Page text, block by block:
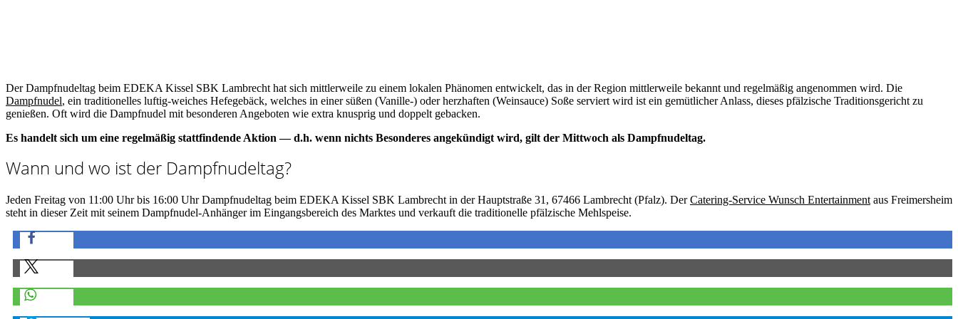
Der Dampfnudeltag beim EDEKA Kissel SBK Lambrecht hat sich mittlerweile zu einem lokalen Phänomen entwickelt, das in der Region mittlerweile bekannt und regelmäßig angenommen wird. Die
Dampfnudel, ein traditionelles luftig-weiches Hefegebäck, welches in einer süßen (Vanille-) oder herzhaften (Weinsauce) Soße serviert wird ist ein gemütlicher Anlass, dieses pfälzische Traditionsgericht zu
genießen. Oft wird die Dampfnudel mit besonderen Angeboten wie extra knusprig und doppelt gebacken.
Es handelt sich um eine regelmäßig stattfindende Aktion — d.h. wenn nichts Besonderes angekündigt wird, gilt der Mittwoch als Dampfnudeltag.
Wann und wo ist der Dampfnudeltag?
Jeden Freitag von 11:00 Uhr bis 16:00 Uhr Dampfnudeltag beim EDEKA Kissel SBK Lambrecht in der Hauptstraße 31, 67466 Lambrecht (Pfalz). DerCatering-Service Wunsch Entertainment aus Freimersheim
steht in dieser Zeit mit seinem Dampfnudel-Anhänger im Eingangsbereich des Marktes und verkauft die traditionelle pfälzische Mehlspeise.